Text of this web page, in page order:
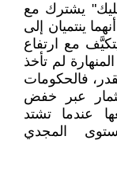
يشترك مع
ينتميان إلى
مع ارتفاع
لم تأخذ
فالحكومات
عبر خفض
عندما تشتد
المجدي